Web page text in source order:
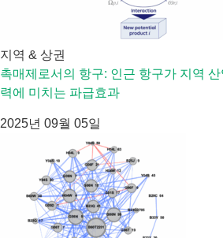
지역 & 상권
촉매제로서의 항구: 인근 항구가 지역
력에 미치는 파급효과
2025년 09월 05일